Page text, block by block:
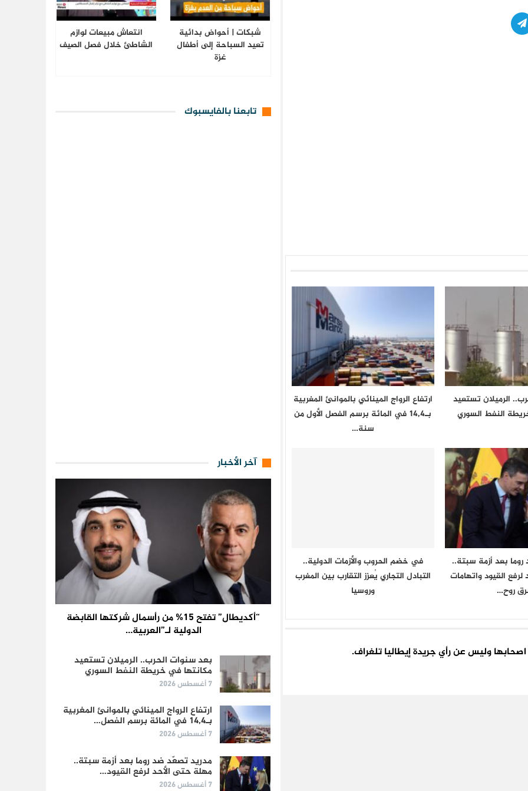
الرميلان تستعيد
النفط السوري
ارتفاع الرواج المينائي بالموانئ المغربية
بـ14,4 في المائة برسم الفصل الأول من
سنة…
بعد أزمة سبتة..
القيود واتهامات
روح…
في خضم الحروب والأزمات الدولية..
التبادل التجاري يُعزز التقارب بين المغرب
وروسيا
اصحابها وليس عن رأي جريدة إيطاليا تلغراف.
شبكات | أحواض بدائية
تعيد السباحة إلى أطفال
غزة
انتعاش مبيعات لوازم
الشاطئ خلال فصل الصيف
تابعنا بالفايسبوك
آخر الأخبار
“أكديطال” تفتح 15% من رأسمال شركتها القابضة
الدولية لـ”العربية…
بعد سنوات الحرب.. الرميلان تستعيد
مكانتها في خريطة النفط السوري
7 أغسطس 2026
ارتفاع الرواج المينائي بالموانئ المغربية
بـ14,4 في المائة برسم الفصل…
7 أغسطس 2026
مدريد تصعّد ضد روما بعد أزمة سبتة..
مهلة حتى الأحد لرفع القيود…
7 أغسطس 2026